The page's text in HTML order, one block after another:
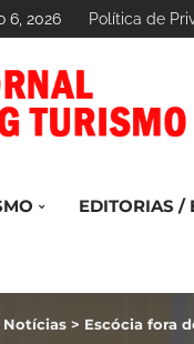
6, 2026 Política de
EDITORIAS /
Notícias > Escócia fora